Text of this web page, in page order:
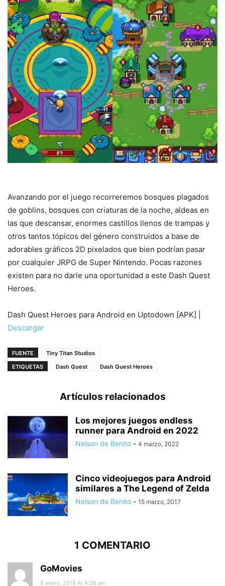
Avanzando por el juego recorreremos bosques plagados
de goblins, bosques con criaturas de la noche, aldeas en
las que descansar, enormes castillos llenos de trampas y
otros tantos tópicos del género construidos a base de
adorables gráficos 2D pixelados que bien podrían pasar
por cualquier JRPG de Super Nintendo. Pocas razones
existen para no darle una oportunidad a este Dash Quest
Heroes.
Dash Quest Heroes para Android en Uptodown [APK] |
Descargar
FUENTE
Tiny Titan Studios
ETIQUETAS
Dash Quest Dash Quest Heroes
Artículos relacionados
Los mejores juegos endless
runner para Android en 2022
Nelson de Benito - 4 marzo, 2022
Cinco videojuegos para Android
similares a The Legend of Zelda
Nelson de Benito - 15 marzo, 2017
1 COMENTARIO
GoMovies
8 enero, 2018 At 4:26 am